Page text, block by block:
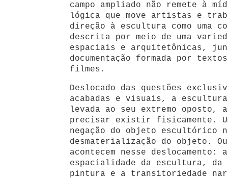
campo ampliado não remete à
lógica que move artistas e
direção à escultura como uma
descrita por meio de uma
espaciais e arquitetônicas,
documentação formada por
filmes.
Deslocado das questões
acabadas e visuais, a escultura
levada ao seu extremo oposto, a
precisar existir fisicamente.
negação do objeto escultórico
desmaterialização do objeto.
acontecem nesse
espacialidade da escultura,
pintura e a transitoriedade